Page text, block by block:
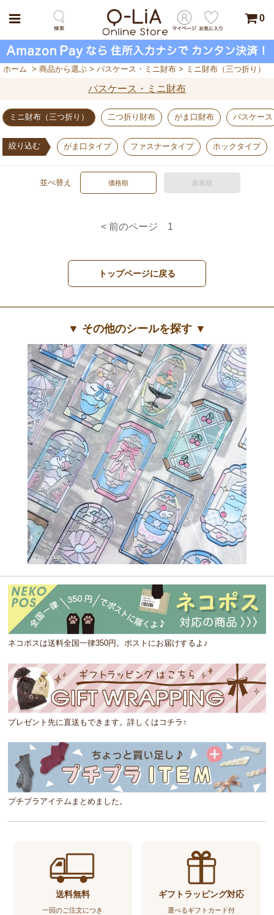
0
ホーム > 商品から選ぶ > パスケース・ミニ財布 > ミニ財布（三つ折り）
パスケース・ミニ財布
ミニ財布（三つ折り） 二つ折り財布 がま口財布 パスケース
絞り込む がま口タイプ ファスナータイプ ホックタイプ
並べ替え 価格順 新着順
< 前のページ 1
トップページに戻る
▼ その他のシールを探す ▼
ネコポスは送料全国一律350円。ポストにお届けするよ♪
プレゼント先に直送もできます。詳しくはコチラ↑
プチプラアイテムまとめました。
送料無料
一回のご注文につき
ギフトラッピング対応
選べるギフトカード付